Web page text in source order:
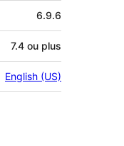
6.9.6
7.4 ou plus
English (US)